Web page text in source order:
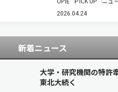
交えて出展した。
ンチャー企業 米
2026.04.24
新着ニュース
大学・研究機関の特許
東北大続く